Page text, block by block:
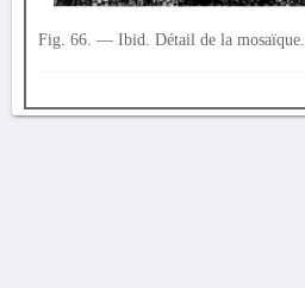
Fig. 66. — Ibid. Détail de la mosaïque.